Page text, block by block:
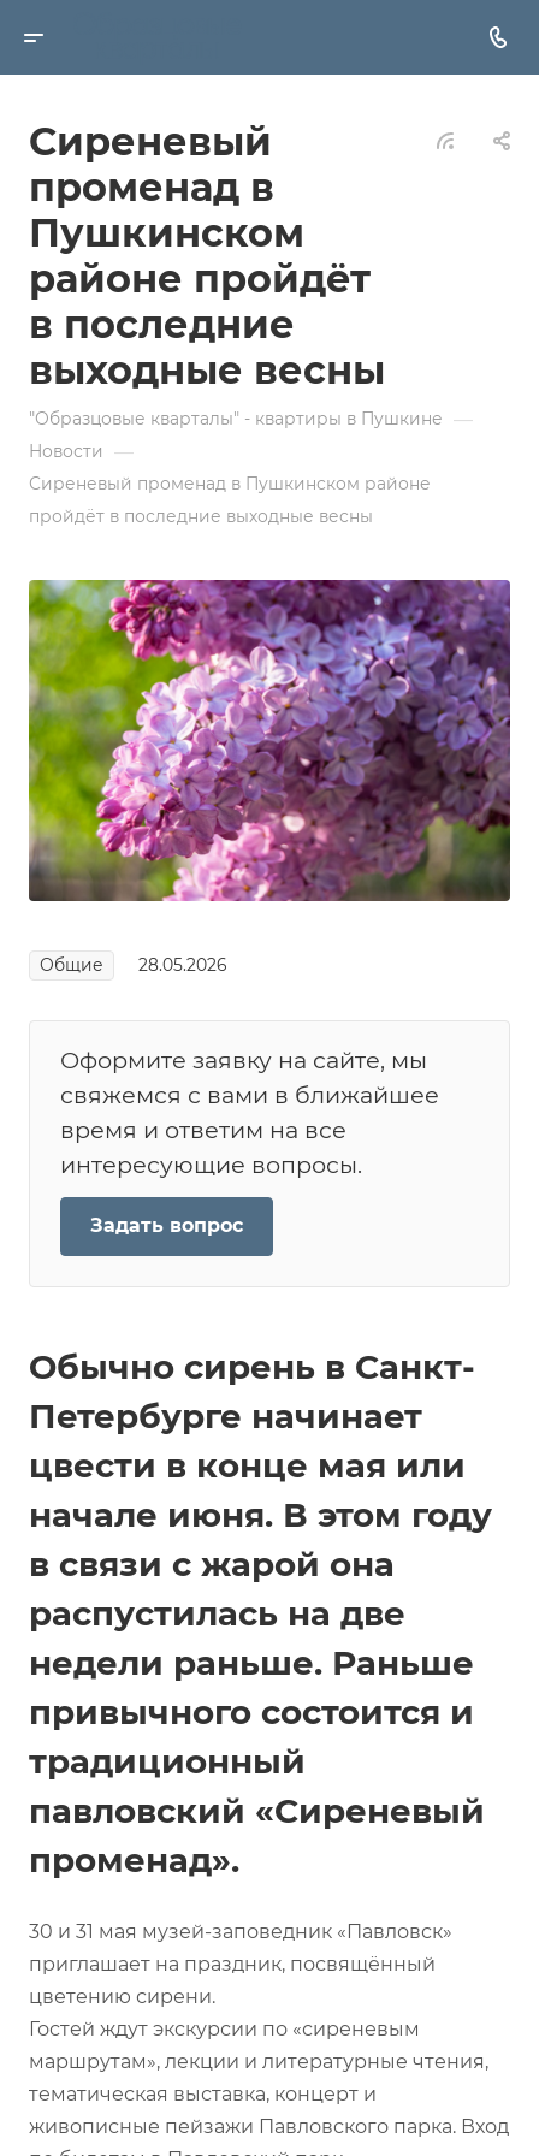
Сиреневый
променад в
Пушкинском
районе пройдёт
в последние
выходные весны
"Образцовые кварталы" - квартиры в Пушкине —
Новости —
Сиреневый променад в Пушкинском районе
пройдёт в последние выходные весны
Общие 28.05.2026
Оформите заявку на сайте, мы
свяжемся с вами в ближайшее
время и ответим на все
интересующие вопросы.
Задать вопрос
Обычно сирень в Санкт-
Петербурге начинает
цвести в конце мая или
начале июня. В этом году
в связи с жарой она
распустилась на две
недели раньше. Раньше
привычного состоится и
традиционный
павловский «Сиреневый
променад».
30 и 31 мая музей-заповедник «Павловск»
приглашает на праздник, посвящённый
цветению сирени.
Гостей ждут экскурсии по «сиреневым
маршрутам», лекции и литературные чтения,
тематическая выставка, концерт и
живописные пейзажи Павловского парка. Вход